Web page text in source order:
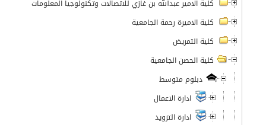
كلية الامير عبدالله بن غازي للاتصالات وتكنولوجيا المعلومات
كلية الاميرة رحمة الجامعية
كلية التمريض
كلية الحصن الجامعية
دبلوم متوسط
ادارة الاعمال
ادارة التزويد